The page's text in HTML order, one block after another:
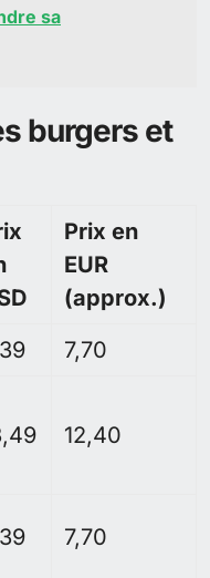
sa
burgers et
Prix en
EUR
(approx.)
7,70
12,40
7,70